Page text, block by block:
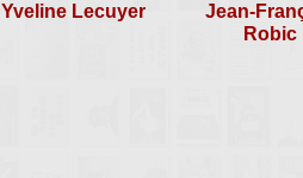
Yveline Lecuyer
Jean-
Robic